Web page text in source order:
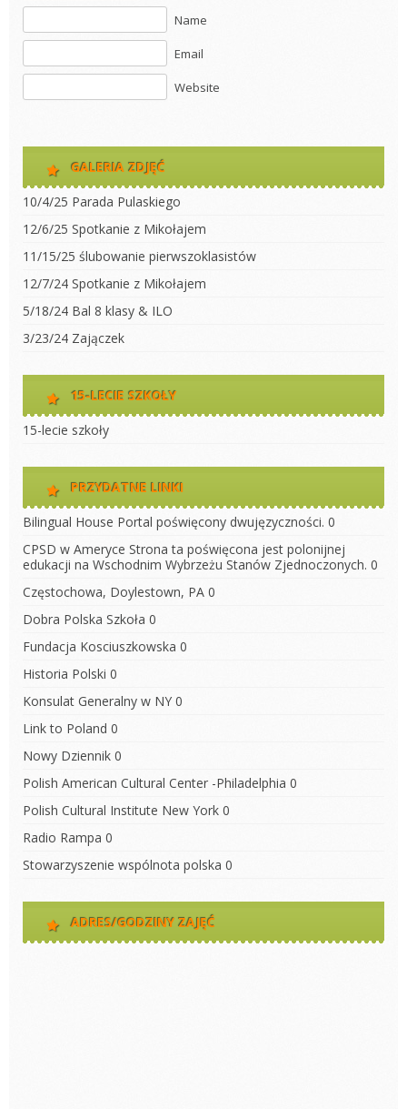
Name
Email
Website
GALERIA ZDJĘĆ
10/4/25 Parada Pulaskiego
12/6/25 Spotkanie z Mikołajem
11/15/25 ślubowanie pierwszoklasistów
12/7/24 Spotkanie z Mikołajem
5/18/24 Bal 8 klasy & ILO
3/23/24 Zajączek
15-LECIE SZKOŁY
15-lecie szkoły
PRZYDATNE LINKI
Bilingual House Portal poświęcony dwujęzyczności. 0
CPSD w Ameryce Strona ta poświęcona jest polonijnej
edukacji na Wschodnim Wybrzeżu Stanów Zjednoczonych. 0
Częstochowa, Doylestown, PA 0
Dobra Polska Szkoła 0
Fundacja Kosciuszkowska 0
Historia Polski 0
Konsulat Generalny w NY 0
Link to Poland 0
Nowy Dziennik 0
Polish American Cultural Center -Philadelphia 0
Polish Cultural Institute New York 0
Radio Rampa 0
Stowarzyszenie wspólnota polska 0
ADRES/GODZINY ZAJĘĆ